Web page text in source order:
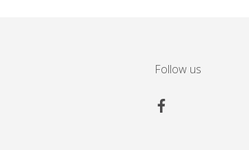
Follow us